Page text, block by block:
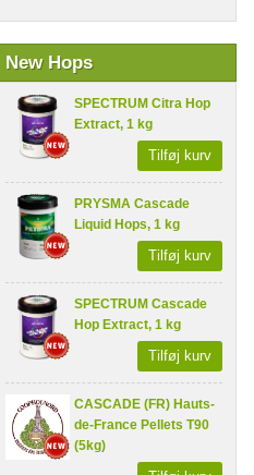
New Hops
SPECTRUM Citra Hop
Extract, 1 kg
Tilføj kurv
PRYSMA Cascade
Liquid Hops, 1 kg
Tilføj kurv
SPECTRUM Cascade
Hop Extract, 1 kg
Tilføj kurv
CASCADE (FR) Hauts-
de-France Pellets T90
(5kg)